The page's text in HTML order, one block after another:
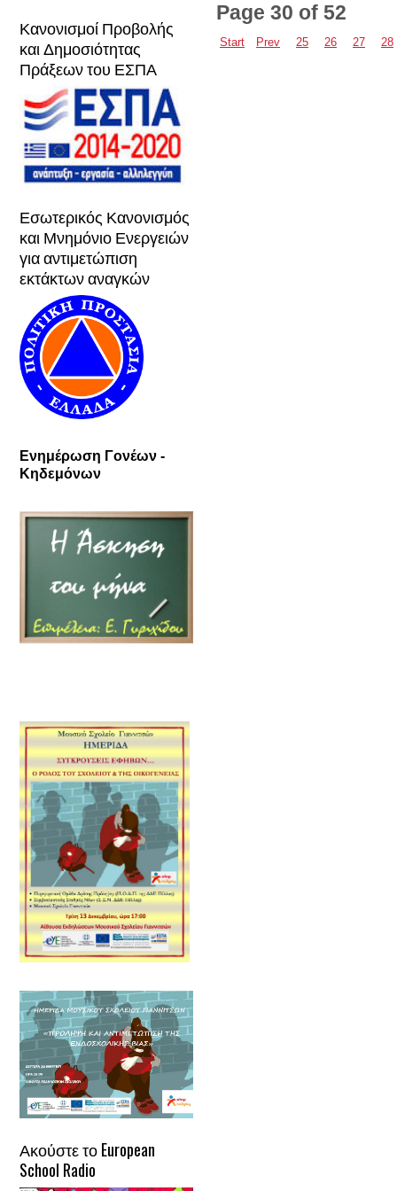
Κανονισμοί Προβολής
και Δημοσιότητας
Πράξεων του ΕΣΠΑ
Εσωτερικός Κανονισμός
και Μνημόνιο Ενεργειών
για αντιμετώπιση
εκτάκτων αναγκών
Ενημέρωση Γονέων -
Κηδεμόνων
Ακούστε το European
School Radio
Page 30 of 52
Start Prev 25 26 27 28